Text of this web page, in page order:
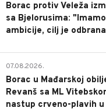
Borac protiv Veleža
sa Bjelorusima:
ambicije, cilj je
07.08.2026.
Borac u Mađarskoj
Revanš sa ML
nastup crveno-plavih u